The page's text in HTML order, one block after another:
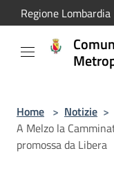
Salta al contenuto
Regione Lombardia
Home > Notizie >
A Melzo la
promossa da Libera